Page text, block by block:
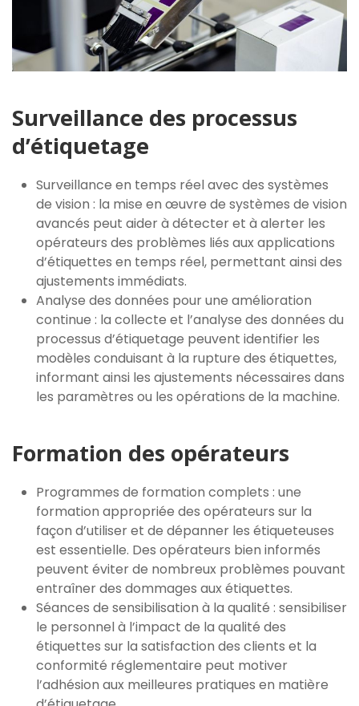
Surveillance des processus
d’étiquetage
Surveillance en temps réel avec des systèmes
de vision : la mise en œuvre de systèmes de vision
avancés peut aider à détecter et à alerter les
opérateurs des problèmes liés aux applications
d’étiquettes en temps réel, permettant ainsi des
ajustements immédiats.
Analyse des données pour une amélioration
continue : la collecte et l’analyse des données du
processus d’étiquetage peuvent identifier les
modèles conduisant à la rupture des étiquettes,
informant ainsi les ajustements nécessaires dans
les paramètres ou les opérations de la machine.
Formation des opérateurs
Programmes de formation complets : une
formation appropriée des opérateurs sur la
façon d’utiliser et de dépanner les étiqueteuses
est essentielle. Des opérateurs bien informés
peuvent éviter de nombreux problèmes pouvant
entraîner des dommages aux étiquettes.
Séances de sensibilisation à la qualité : sensibiliser
le personnel à l’impact de la qualité des
étiquettes sur la satisfaction des clients et la
conformité réglementaire peut motiver
l’adhésion aux meilleures pratiques en matière